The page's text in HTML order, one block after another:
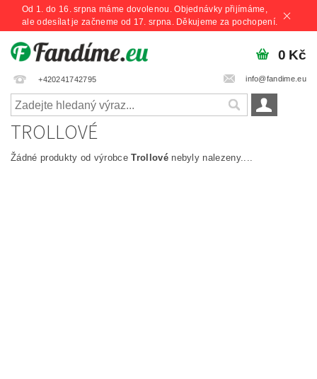
Od 1. do 16. srpna máme dovolenou. Objednávky přijímáme,
ale odesílat je začneme od 17. srpna. Děkujeme za pochopení.
+420241742795 info@fandime.eu
0 Kč
TROLLOVÉ
Žádné produkty od výrobceTrollovénebyly nalezeny....